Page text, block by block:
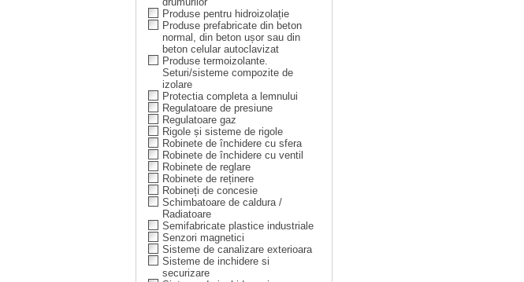
Produse pentru hidroizolație
Produse prefabricate din beton
normal, din beton ușor sau din
beton celular autoclavizat
Produse termoizolante.
Seturi/sisteme compozite de
izolare
Protectia completa a lemnului
Regulatoare de presiune
Regulatoare gaz
Rigole și sisteme de rigole
Robinete de închidere cu sfera
Robinete de închidere cu ventil
Robinete de reglare
Robinete de reținere
Robineți de concesie
Schimbatoare de caldura /
Radiatoare
Semifabricate plastice industriale
Senzori magnetici
Sisteme de canalizare exterioara
Sisteme de inchidere si
securizare